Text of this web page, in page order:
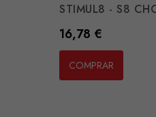
STIMUL8 - S8
Preço
16,78 €
COMPRAR